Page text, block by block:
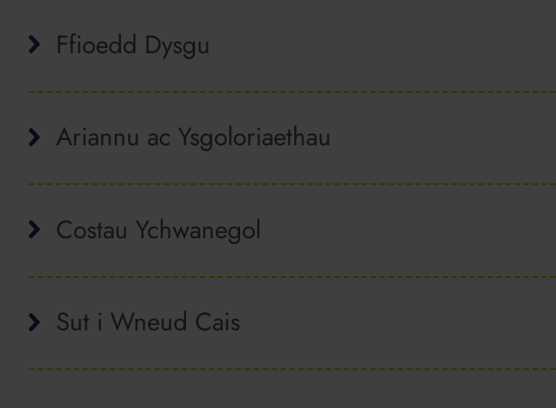
Ffioedd Dysgu
Ariannu ac Ysgoloriaethau
Costau Ychwanegol
Sut i Wneud Cais